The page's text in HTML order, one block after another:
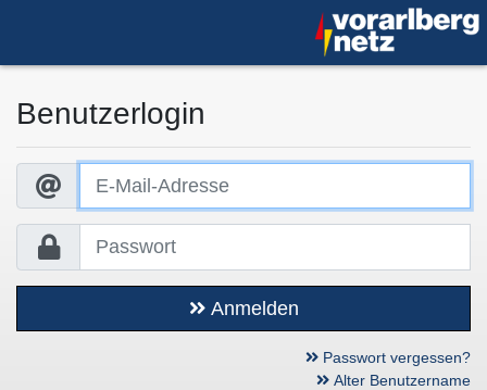
Benutzerlogin
Anmelden
Passwort vergessen?
Alter Benutzername